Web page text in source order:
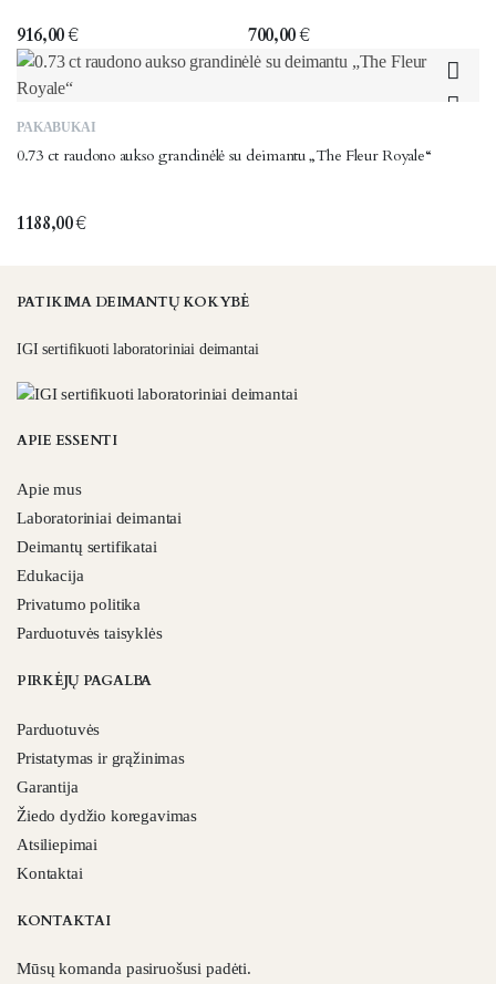
916,00€ 700,00€
PAKABUKAI
0.73 ct raudono aukso grandinėlė su deimantu „The Fleur Royale“
1188,00€
PATIKIMA DEIMANTŲ KOKYBĖ
IGI sertifikuoti laboratoriniai deimantai
APIE ESSENTI
Apie mus
Laboratoriniai deimantai
Deimantų sertifikatai
Edukacija
Privatumo politika
Parduotuvės taisyklės
PIRKĖJŲ PAGALBA
Parduotuvės
Pristatymas ir grąžinimas
Garantija
Žiedo dydžio koregavimas
Atsiliepimai
Kontaktai
KONTAKTAI
Mūsų komanda pasiruošusi padėti.